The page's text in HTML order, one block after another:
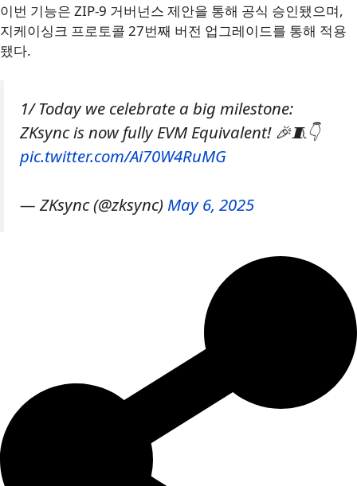
이번 기능은 ZIP-9 거버넌스 제안을 통해 공식 승인됐으며,
지케이싱크 프로토콜 27번째 버전 업그레이드를 통해 적용
됐다.
1/ Today we celebrate a big milestone:
ZKsync is now fully EVM Equivalent! 🎉🧵👇
pic.twitter.com/Ai70W4RuMG
— ZKsync (@zksync) May 6, 2025